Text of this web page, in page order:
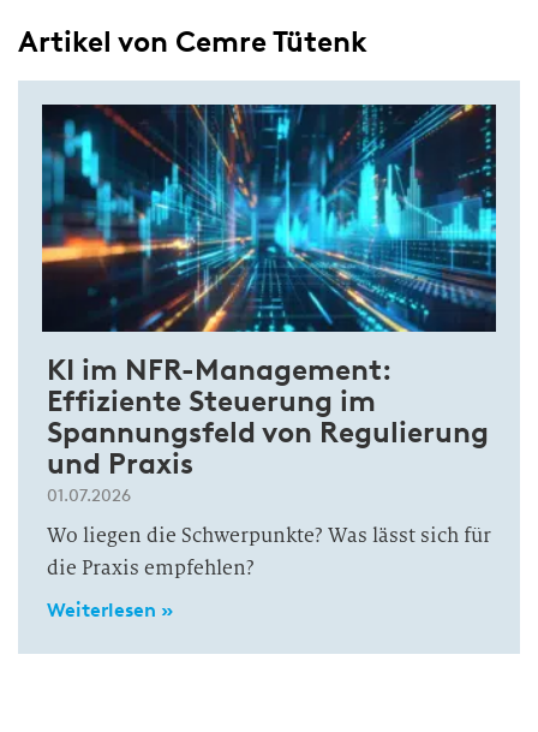
Artikel von Cemre Tütenk
KI im NFR-Management:
Effiziente Steuerung im
Spannungsfeld von Regulierung
und Praxis
01.07.2026
Wo liegen die Schwerpunkte? Was lässt sich für
die Praxis empfehlen?
Weiterlesen »